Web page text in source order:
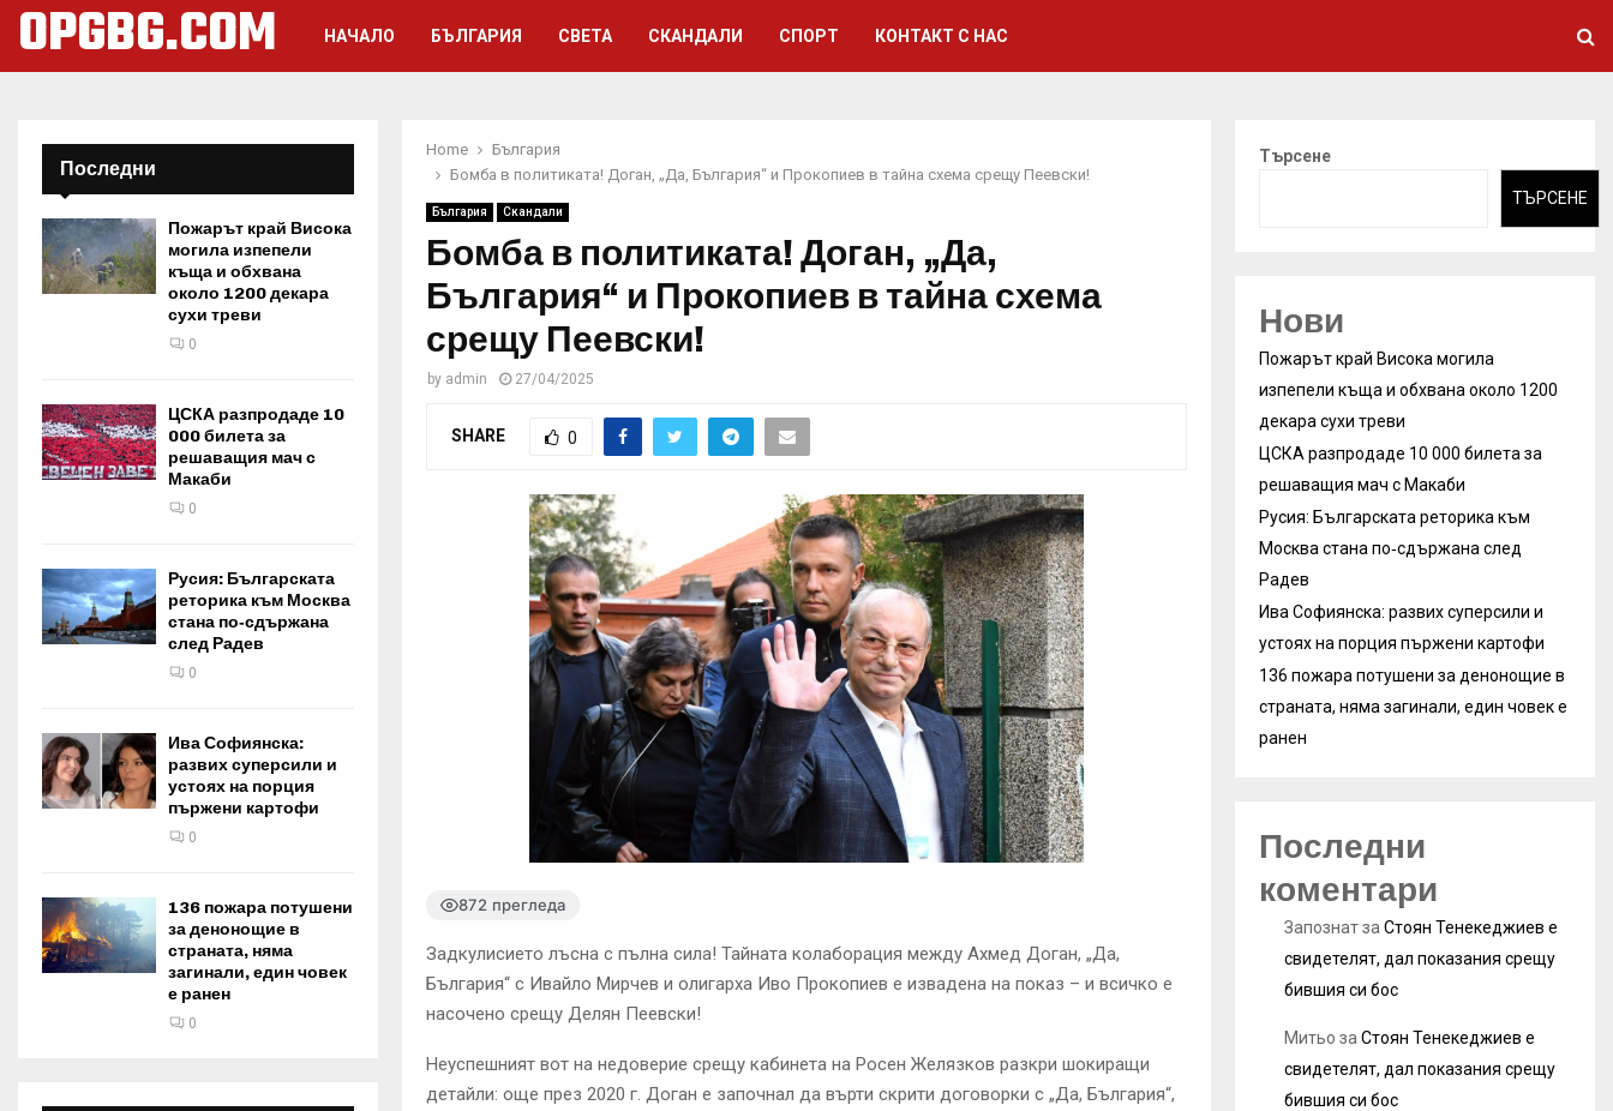
OPGBG.COM НАЧАЛО БЪЛГАРИЯ СВЕТА СКАНДАЛИ СПОРТ КОНТАКТ С НАС
Home
България
Бомба в политиката! Доган, „Да, България“ и Прокопиев в тайна схема срещу Пеевски!
България Скандали
Бомба в политиката! Доган, „Да,
България“ и Прокопиев в тайна схема
срещу Пеевски!
by admin 27/04/2025
SHARE 0
872 прегледа
Задкулисието лъсна с пълна сила! Тайната колаборация между Ахмед Доган, „Да,
България“ с Ивайло Мирчев и олигарха Иво Прокопиев е извадена на показ – и всичко е
насочено срещу Делян Пеевски!
Неуспешният вот на недоверие срещу кабинета на Росен Желязков разкри шокиращи
детайли: още през 2020 г. Доган е започнал да върти скрити договорки с „Да, България“,
Последни
Пожарът край Висока
могила изпепели
къща и обхвана
около 1200 декара
сухи треви
0
ЦСКА разпродаде 10
000 билета за
решаващия мач с
Макаби
0
Русия: Българската
реторика към Москва
стана по‑сдържана
след Радев
0
Ива Софиянска:
развих суперсили и
устоях на порция
пържени картофи
0
136 пожара потушени
за денонощие в
страната, няма
загинали, един човек
е ранен
0
Търсене
ТЪРСЕНЕ
Нови
Пожарът край Висока могила
изпепели къща и обхвана около 1200
декара сухи треви
ЦСКА разпродаде 10 000 билета за
решаващия мач с Макаби
Русия: Българската реторика към
Москва стана по‑сдържана след
Радев
Ива Софиянска: развих суперсили и
устоях на порция пържени картофи
136 пожара потушени за денонощие в
страната, няма загинали, един човек е
ранен
Последни
коментари
Запознатза Стоян Тенекеджиев е
свидетелят, дал показания срещу
бившия си бос
Митьо за Стоян Тенекеджиев е
свидетелят, дал показания срещу
бившия си бос